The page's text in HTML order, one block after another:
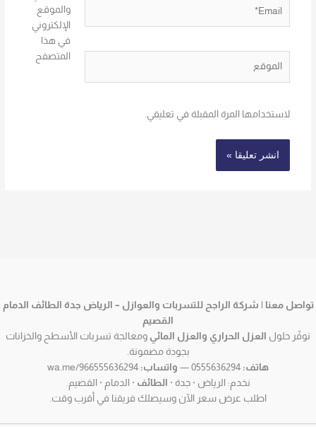
والموقع
الإلكتروني
في هذا
المتصفح
لاستخدامها المرة المقبلة في تعليقي.
تواصل معنا | شركة الراجح للتسربات والعوازل – الرياض جدة الطائف الدمام
القصيم
نوفّر حلول العزل الحراري والعزل المائي ومعالجة تسربات الأسطح والخزانات
بجودة مضمونة.
هاتف:
واتساب:
نخدم: الرياض · جدة · الطائف · الدمام · القصيم.
اطلب عرض سعر الآن وسيصلك فريقنا في أقرب وقت.